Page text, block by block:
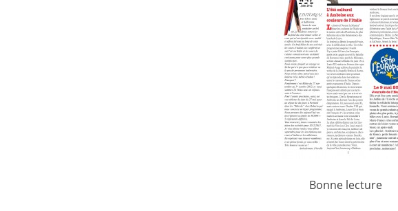
Bonne lecture